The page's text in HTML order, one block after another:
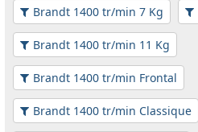
Brandt 1400 tr/min 7 Kg
Brandt 1400 tr/min 11 Kg
Brandt 1400 tr/min Frontal
Brandt 1400 tr/min Classique